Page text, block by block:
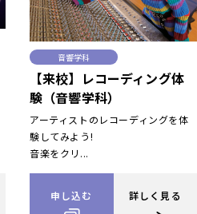
音響学科
【来校】レコーディング体
験（音響学科）
アーティストのレコーディングを体
験してみよう!
音楽をクリ...
申し込む 詳しく見る